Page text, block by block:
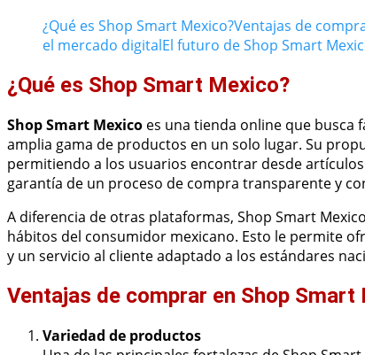
¿Qué es Shop Smart Mexico?Ventajas de
el mercado digitalEl futuro de Shop Smart
¿Qué es Shop Smart Mexico?
Shop Smart Mexico es una tienda online que busca
amplia gama de productos en un solo lugar. Su
permitiendo a los usuarios encontrar desde
garantía de un proceso de compra transparente y
A diferencia de otras plataformas, Shop Smart
hábitos del consumidor mexicano. Esto le permite
y un servicio al cliente adaptado a los estándares
Ventajas de comprar en Shop Smart
Variedad de productos